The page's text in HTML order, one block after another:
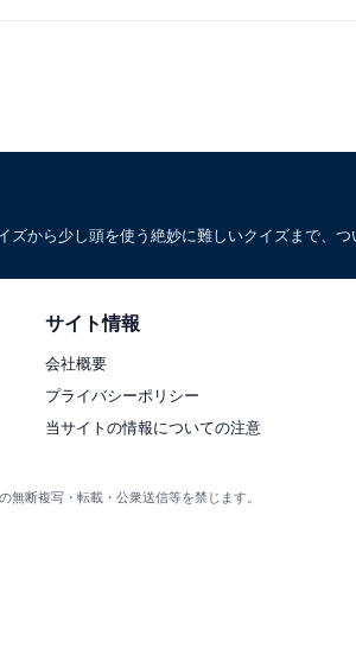
ズから少し頭を使う絶妙に難しいクイズまで、
サイト情報
会社概要
プライバシーポリシー
当サイトの情報についての注意
断複写・転載・公衆送信等を禁じます。